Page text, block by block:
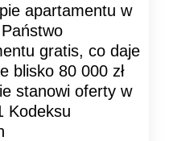
apartamentu w
gratis, co daje
blisko 80 000 zł
stanowi oferty w
Kodeksu